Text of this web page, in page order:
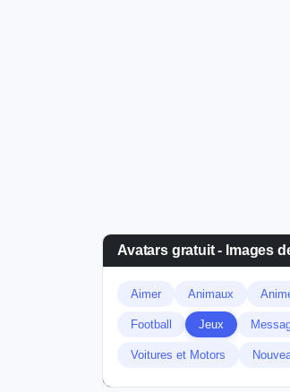
Avatars gratuit - Images
Aimer Animaux
Football Jeux
Voitures et Motors